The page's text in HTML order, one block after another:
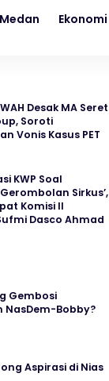
Medan Ekonomi
Desak MA Seret
Soroti
Vonis Kasus PET
KWP Soal
Sirkus’,
Komisi II
Dasco Ahmad
Gembosi
NasDem-Bobby?
Aspirasi di Nias